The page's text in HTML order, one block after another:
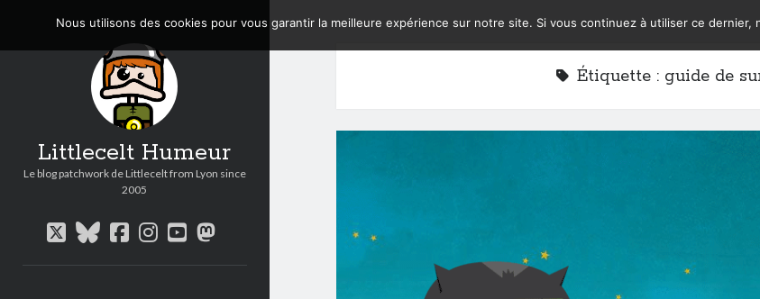
Littlecelt Humeur
Le blog patchwork de Littlecelt from Lyon since
2005
twitterbluesky
facebook
instagram
youtube
mastodon
Étiquette : guide de
Nous utilisons des cookies pour vous garantir la meilleure expérience sur notre site. Si vous continuez à utiliser ce